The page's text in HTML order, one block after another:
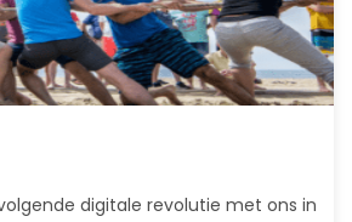
digitale revolutie met ons in